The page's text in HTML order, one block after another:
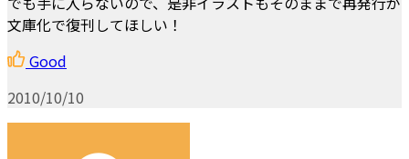
文庫化で復刊してほしい！
Good
2010/10/10